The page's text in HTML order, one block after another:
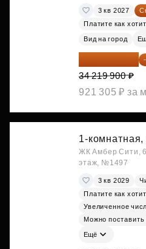
3 кв 2027
Платите как
Вид на город
26 349 323 ₽
34 219 900 ₽
921 305 ₽ за
1-комнатная,
ЖК Амбер Сити, 6
этаж, №1497
3 кв 2029
Платите как
Увеличенное
Можно
Ещё